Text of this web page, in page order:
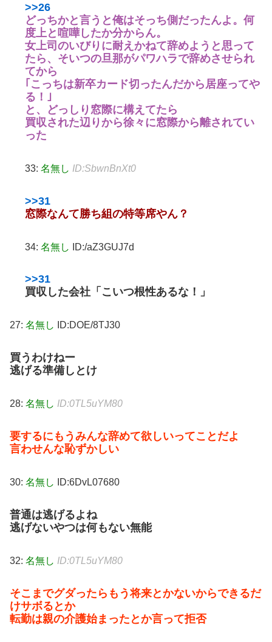
>>26
どっちかと言うと俺はそっち側だったんよ。何
度上と喧嘩したか分からん。
女上司のいびりに耐えかねて辞めようと思って
たら、そいつの旦那がパワハラで辞めさせられ
てから
｢こっちは新卒カード切ったんだから居座ってや
る！｣
と、どっしり窓際に構えてたら
買収された辺りから徐々に窓際から離されてい
った
33: 名無し ID:SbwnBnXt0
>>31
窓際なんて勝ち組の特等席やん？
34: 名無し ID:/aZ3GUJ7d
>>31
買収した会社「こいつ根性あるな！」
27: 名無し ID:DOE/8TJ30
買うわけねー
逃げる準備しとけ
28: 名無し ID:0TL5uYM80
要するにもうみんな辞めて欲しいってことだよ
言わせんな恥ずかしい
30: 名無し ID:6DvL07680
普通は逃げるよね
逃げないやつは何もない無能
32: 名無し ID:0TL5uYM80
そこまでグダったらもう将来とかないからできるだ
けサボるとか
転勤は親の介護始まったとか言って拒否